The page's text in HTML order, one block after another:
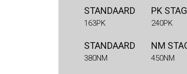
STANDAARD
163PK
PK
240PK
STANDAARD
380NM
NM
450NM